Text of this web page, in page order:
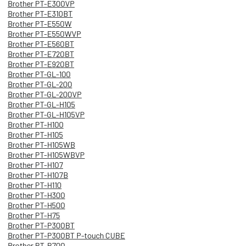
Brother PT-E300VP
Brother PT-E310BT
Brother PT-E550W
Brother PT-E550WVP
Brother PT-E560BT
Brother PT-E720BT
Brother PT-E920BT
Brother PT-GL-100
Brother PT-GL-200
Brother PT-GL-200VP
Brother PT-GL-H105
Brother PT-GL-H105VP
Brother PT-H100
Brother PT-H105
Brother PT-H105WB
Brother PT-H105WBVP
Brother PT-H107
Brother PT-H107B
Brother PT-H110
Brother PT-H300
Brother PT-H500
Brother PT-H75
Brother PT-P300BT
Brother PT-P300BT P-touch CUBE